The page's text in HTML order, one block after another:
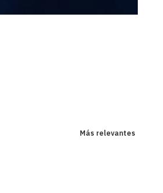
Más relevantes